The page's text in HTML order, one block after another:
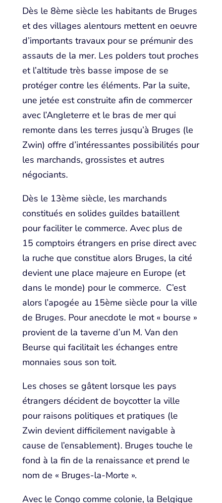
Dès le 8ème siècle les habitants de Bruges
et des villages alentours mettent en oeuvre
d’importants travaux pour se prémunir des
assauts de la mer. Les polders tout proches
et l’altitude très basse impose de se
protéger contre les éléments. Par la suite,
une jetée est construite afin de commercer
avec l’Angleterre et le bras de mer qui
remonte dans les terres jusqu’à Bruges (le
Zwin) offre d’intéressantes possibilités pour
les marchands, grossistes et autres
négociants.
Dès le 13ème siècle, les marchands
constitués en solides guildes bataillent
pour faciliter le commerce. Avec plus de
15 comptoirs étrangers en prise direct avec
la ruche que constitue alors Bruges, la cité
devient une place majeure en Europe (et
dans le monde) pour le commerce. C’est
alors l’apogée au 15ème siècle pour la ville
de Bruges. Pour anecdote le mot « bourse »
provient de la taverne d’un M. Van den
Beurse qui facilitait les échanges entre
monnaies sous son toit.
Les choses se gâtent lorsque les pays
étrangers décident de boycotter la ville
pour raisons politiques et pratiques (le
Zwin devient difficilement navigable à
cause de l’ensablement). Bruges touche le
fond à la fin de la renaissance et prend le
nom de « Bruges-la-Morte ».
Avec le Congo comme colonie, la Belgique